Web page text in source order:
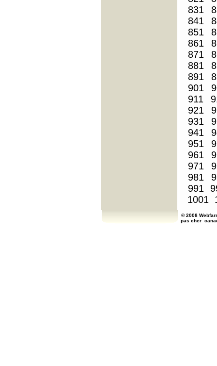
831
841
851
861
871
881
891
901
911
921
931
941
951
961
971
981
991
1001
© 2008
pas cher